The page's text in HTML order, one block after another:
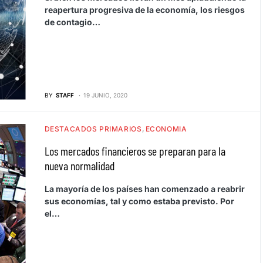
reapertura progresiva de la economía, los riesgos
de contagio…
BY STAFF 19 JUNIO, 2020
DESTACADOS PRIMARIOS ECONOMIA
Los mercados financieros se preparan para la
nueva normalidad
La mayoría de los países han comenzado a reabrir
sus economías, tal y como estaba previsto. Por
el…